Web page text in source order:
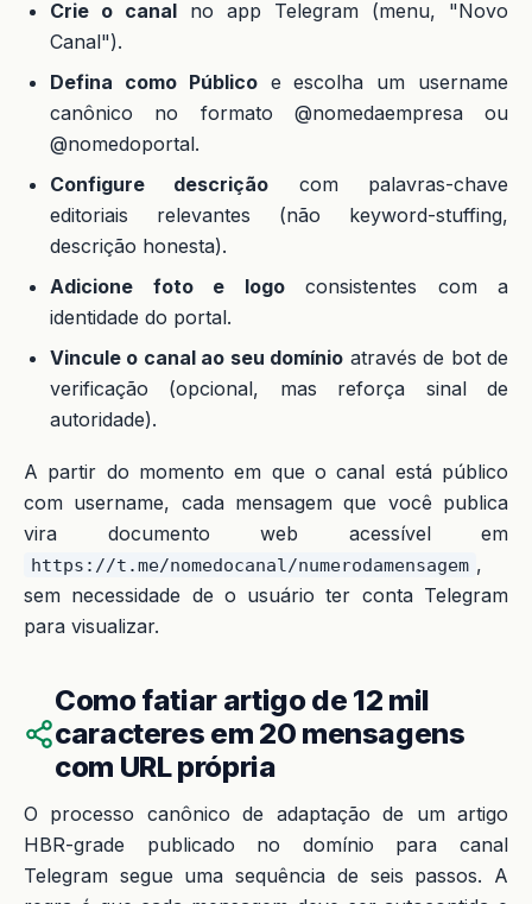
Crie o canal no app Telegram (menu, "Novo
Canal").
Defina como Públicoe escolha um username
canônico no formato @nomedaempresa ou
@nomedoportal.
Configure descrição com palavras-chave
editoriais relevantes (não keyword-stuffing,
descrição honesta).
Adicione foto e logoconsistentes com a
identidade do portal.
Vincule o canal ao seu domínio através de bot de
verificação (opcional, mas reforça sinal de
autoridade).
A partir do momento em que o canal está público
com username, cada mensagem que você publica
vira documento web acessível em
https://t.me/nomedocanal/numerodamensagem ,
sem necessidade de o usuário ter conta Telegram
para visualizar.
Como fatiar artigo de 12 mil
caracteres em 20 mensagens
com URL própria
O processo canônico de adaptação de um artigo
HBR-grade publicado no domínio para canal
Telegram segue uma sequência de seis passos. A